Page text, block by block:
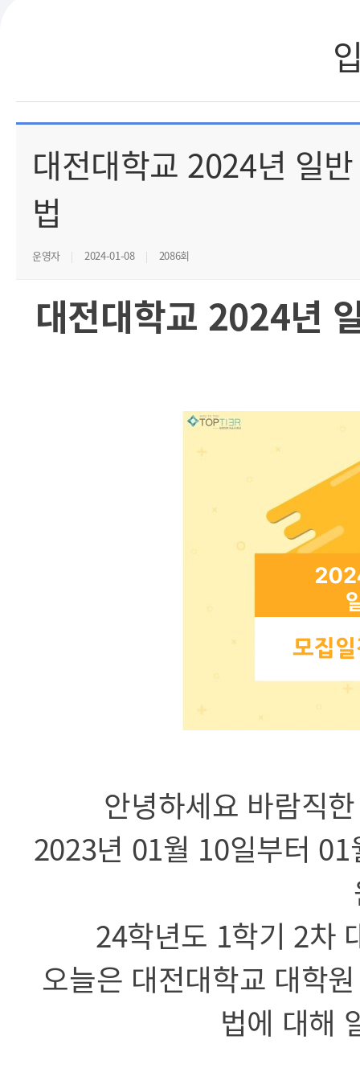
대전대학교 2024년 일
법
운영자 2024-01-08 2086회
대전대학교 2024년
안녕하세요 바람직
2023년 01월 10일부터
24학년도 1학기 2차
오늘은 대전대학교 대학
법에 대해